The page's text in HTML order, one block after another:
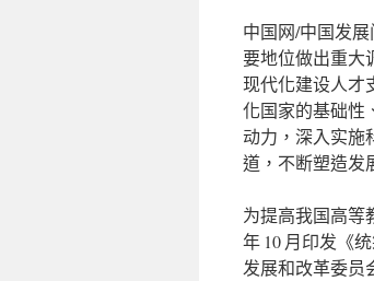
中国网/中国发
要地位做出重大
现代化建设人才
化国家的基础性
动力，深入实施
道，不断塑造发
为提高我国高等
年 10 月印发《
发展和改革委员